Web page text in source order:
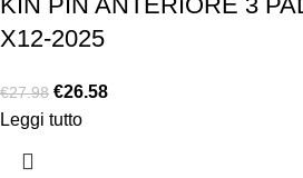
X12-2025
€27.98 €26.58
Leggi tutto